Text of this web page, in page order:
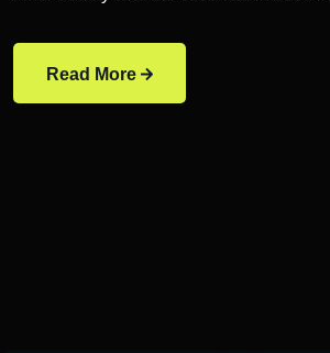
Read More